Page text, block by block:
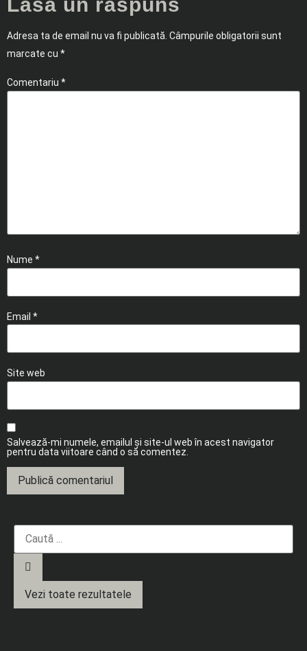
Lasă un răspuns
Adresa ta de email nu va fi publicată. Câmpurile obligatorii sunt
marcate cu *
Comentariu *
Nume *
Email *
Site web
Salvează-mi numele, emailul și site-ul web în acest navigator
pentru data viitoare când o să comentez.
Vezi toate rezultatele